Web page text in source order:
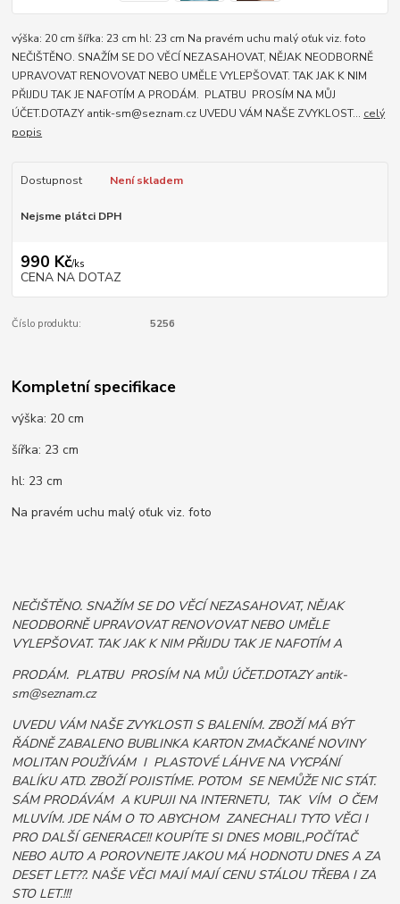
výška: 20 cm šířka: 23 cm hl: 23 cm Na pravém uchu malý oťuk viz. foto
NEČIŠTĚNO. SNAŽÍM SE DO VĚCÍ NEZASAHOVAT, NĚJAK NEODBORNĚ
UPRAVOVAT RENOVOVAT NEBO UMĚLE VYLEPŠOVAT. TAK JAK K NIM
PŘIJDU TAK JE NAFOTÍM A PRODÁM. PLATBU PROSÍM NA MŮJ
ÚČET.DOTAZY antik-sm@seznam.cz UVEDU VÁM NAŠE ZVYKLOST... celý
popis
Dostupnost Není skladem
Nejsme plátci DPH
990 Kč/ks
CENA NA DOTAZ
Číslo produktu: 5256
Kompletní specifikace
výška: 20 cm
šířka: 23 cm
hl: 23 cm
Na pravém uchu malý oťuk viz. foto
NEČIŠTĚNO. SNAŽÍM SE DO VĚCÍ NEZASAHOVAT, NĚJAK
NEODBORNĚ UPRAVOVAT RENOVOVAT NEBO UMĚLE
VYLEPŠOVAT. TAK JAK K NIM PŘIJDU TAK JE NAFOTÍM A
PRODÁM. PLATBU PROSÍM NA MŮJ ÚČET.DOTAZY antik-
sm@seznam.cz
UVEDU VÁM NAŠE ZVYKLOSTI S BALENÍM. ZBOŽÍ MÁ BÝT
ŘÁDNĚ ZABALENO BUBLINKA KARTON ZMAČKANÉ NOVINY
MOLITAN POUŽÍVÁM I PLASTOVÉ LÁHVE NA VYCPÁNÍ
BALÍKU ATD. ZBOŽÍ POJISTÍME. POTOM SE NEMŮŽE NIC STÁT.
SÁM PRODÁVÁM A KUPUJI NA INTERNETU, TAK VÍM O ČEM
MLUVÍM. JDE NÁM O TO ABYCHOM ZANECHALI TYTO VĚCI I
PRO DALŠÍ GENERACE!! KOUPÍTE SI DNES MOBIL,POČÍTAČ
NEBO AUTO A POROVNEJTE JAKOU MÁ HODNOTU DNES A ZA
DESET LET??. NAŠE VĚCI MAJÍ MAJÍ CENU STÁLOU TŘEBA I ZA
STO LET.!!!